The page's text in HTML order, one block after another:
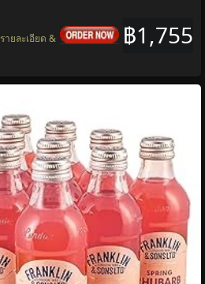
฿1,755
รายละเอียด &